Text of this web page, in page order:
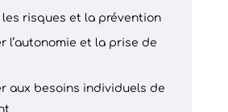
les risques et la prévention
l’autonomie et la prise de
aux besoins individuels de